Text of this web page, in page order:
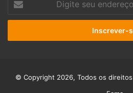
seu
endereço
e-
© Copyright 2026, Todos os